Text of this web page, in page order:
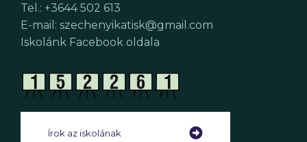
Tel.: +3644 502 613
E-mail: szechenyikatisk@gmail.com
Iskolánk Facebook oldala
Írok az iskolának